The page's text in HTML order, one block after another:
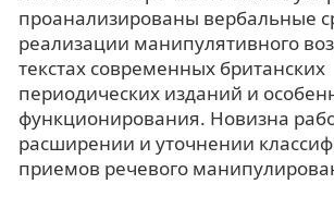
проанализированы вербальные
реализации манипулятивного
текстах современных британских
периодических изданий и
функционирования. Новизна
расширении и уточнении
приемов речевого